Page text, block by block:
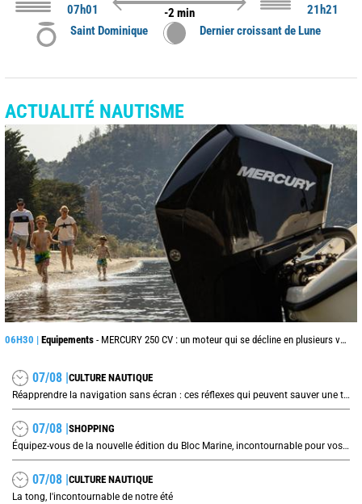
07h01
-2 min
21h21
Saint Dominique
Dernier croissant de Lune
ACTUALITÉ NAUTISME
06H30 | Equipements - MERCURY 250 CV : un moteur qui se décline en plusieurs versions suivant l’utilisation
07/08 |CULTURE NAUTIQUE
Réapprendre la navigation sans écran : ces réflexes qui peuvent sauver une traversée
07/08 |SHOPPING
Équipez-vous de la nouvelle édition du Bloc Marine, incontournable pour vos prochaines navigations !
07/08 |CULTURE NAUTIQUE
La tong, l'incontournable de notre été